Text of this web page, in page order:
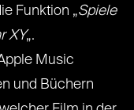
Funktion „Spiele
XY„.
Music
und Büchern